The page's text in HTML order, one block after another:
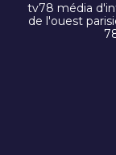
tv78 média
de l'ouest